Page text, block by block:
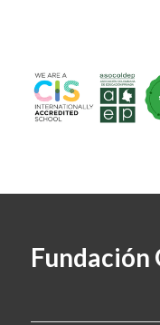
Fundación